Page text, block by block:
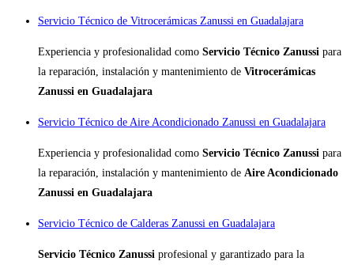
Servicio Técnico de Vitrocerámicas Zanussi en Guadalajara
Experiencia y profesionalidad como Servicio Técnico Zanussi para
la reparación, instalación y mantenimiento de Vitrocerámicas
Zanussi en Guadalajara
Servicio Técnico de Aire Acondicionado Zanussi en Guadalajara
Experiencia y profesionalidad como Servicio Técnico Zanussi para
la reparación, instalación y mantenimiento de Aire Acondicionado
Zanussi en Guadalajara
Servicio Técnico de Calderas Zanussi en Guadalajara
Servicio Técnico Zanussi profesional y garantizado para la